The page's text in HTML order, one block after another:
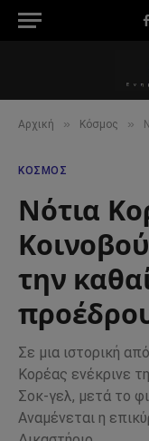
Αρχική » Κόσμος »
ΚΌΣΜΟΣ
Νότια
την
Σε μια ιστορική
Κορέας ενέκρινε
Σοκ-γελ, μετά το
Αναμένεται η